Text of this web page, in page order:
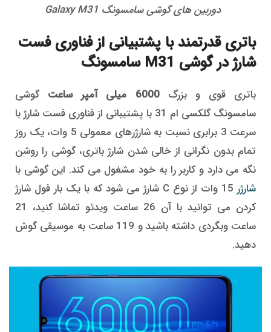
دوربین های گوشی سامسونگ Galaxy M31
باتری قدرتمند با پشتبیانی از فناوری فست
شارژ در گوشی M31 سامسونگ
باتری قوی و بزرگ 6000 میلی آمپر ساعت
گوشی
سامسونگ گلکسی ام 31 با پشتیبانی از فناوری فست شارژ با
سرعت 3 برابری نسبت به شارژرهای معمولی 5 وات، یک روز
تمام بدون نگرانی از خالی شدن شارژ باتری، گوشی را روشن
نگه می دارد و کاربر را به خود مشغول می کند. این گوشی با
شارژر
15 وات از نوع C شارژ می شود که با یک بار فول شارژ
کردن می توانید با آن 26 ساعت ویدئو تماشا کنید، 21
ساعت وبگردی داشته باشید و 119 ساعت به موسیقی گوش
دهید.